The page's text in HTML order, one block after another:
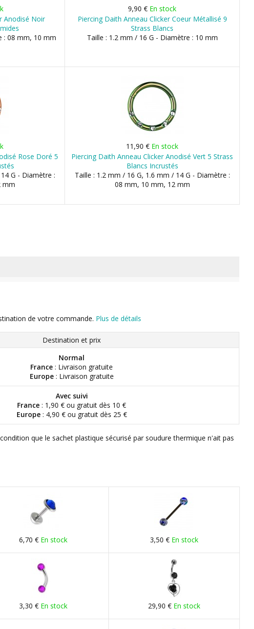
Anodisé Noir
: 08 mm, 10 mm
9,90 € En stock
Piercing Daith Anneau Clicker Coeur Métallisé 9
Strass Blancs
Taille : 1.2 mm / 16 G - Diamètre : 10 mm
Rose Doré 5
G - Diamètre :
mm
11,90 € En stock
Piercing Daith Anneau Clicker Anodisé Vert 5 Strass
Blancs Incrustés
Taille : 1.2 mm / 16 G, 1.6 mm / 14 G - Diamètre :
08 mm, 10 mm, 12 mm
de votre commande. Plus de détails
Destination et prix
Normal
France : Livraison gratuite
Europe: Livraison gratuite
Avec suivi
France : 1,90 € ou gratuit dès 10 €
Europe: 4,90 € ou gratuit dès 25 €
que le sachet plastique sécurisé par soudure thermique n'ait pas
6,70 € En stock 3,50 € En stock
3,30 € En stock 29,90 € En stock